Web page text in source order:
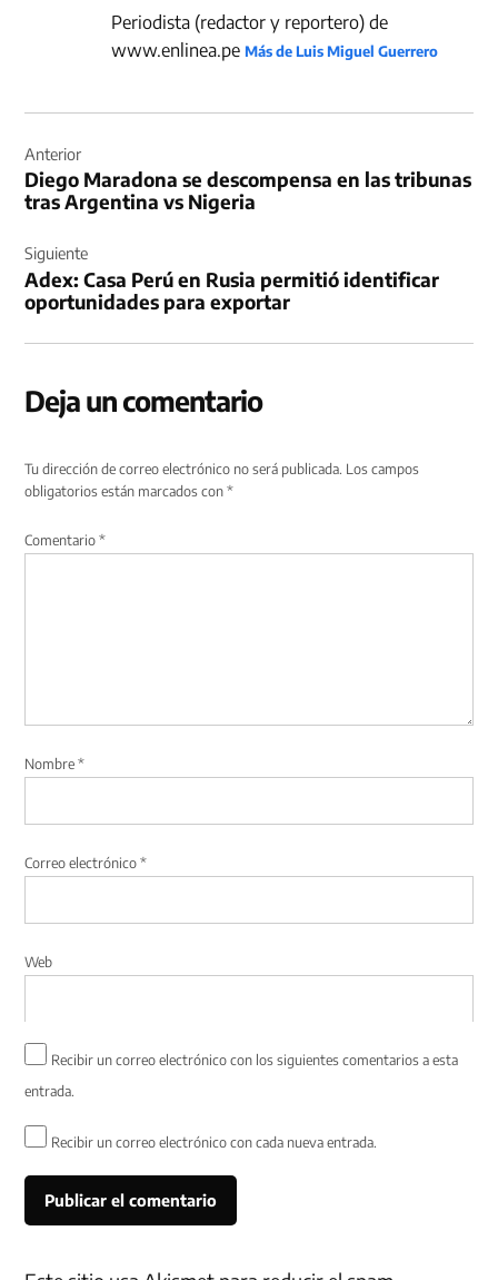
Periodista (redactor y reportero) de
www.enlinea.peMás de Luis Miguel Guerrero
de
entradas
Anterior
Diego Maradona se descompensa en las tribunas
tras Argentina vs Nigeria
Siguiente
Adex: Casa Perú en Rusia permitió identificar
oportunidades para exportar
Deja un comentario
Tu dirección de correo electrónico no será publicada. Los campos
obligatorios están marcados con*
Comentario*
Nombre*
Correo electrónico*
Web
Recibir un correo electrónico con los siguientes comentarios a esta
entrada.
Recibir un correo electrónico con cada nueva entrada.